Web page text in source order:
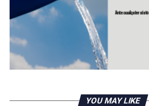
Triángulo Norte de Centroamérica
DON'T MISS
Estados Unidos deja sin efecto
migratorio con el Triángulo Norte
YOU MAY LIKE